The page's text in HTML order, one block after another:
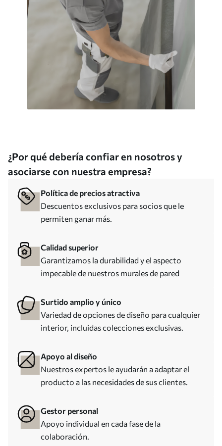
¿Por qué debería confiar en nosotros y
asociarse con nuestra empresa?
Política de precios atractiva
Descuentos exclusivos para socios que le
permiten ganar más.
Calidad superior
Garantizamos la durabilidad y el aspecto
impecable de nuestros murales de pared
Surtido amplio y único
Variedad de opciones de diseño para cualquier
interior, incluidas colecciones exclusivas.
Apoyo al diseño
Nuestros expertos le ayudarán a adaptar el
producto a las necesidades de sus clientes.
Gestor personal
Apoyo individual en cada fase de la
colaboración.